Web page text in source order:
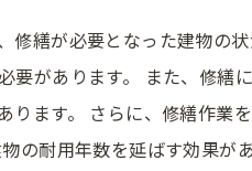
繕が必要となった建物の
があります。 また、修繕
ます。 さらに、修繕作業
の耐用年数を延ばす効果が